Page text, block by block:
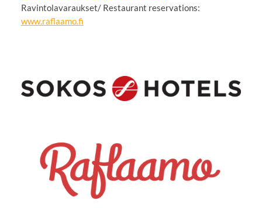
Ravintolavaraukset/ Restaurant reservations:
www.raflaamo.fi